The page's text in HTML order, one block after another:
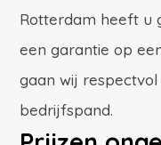
Rotterdam heeft u
een garantie op
gaan wij
bedrijfspand.